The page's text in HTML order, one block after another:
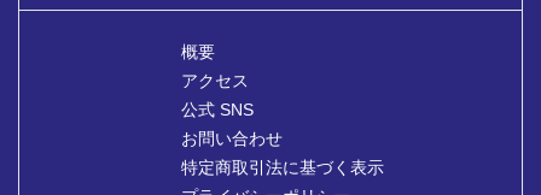
概要
アクセス
公式 SNS
お問い合わせ
特定商取引法に基づく表示